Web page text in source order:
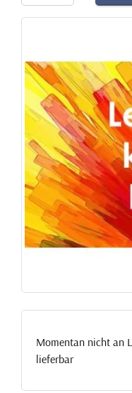
Momentan nicht an
lieferbar